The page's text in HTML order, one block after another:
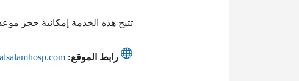
تتيح هذه الخدمة إمكانية حجز
رابط الموقع: